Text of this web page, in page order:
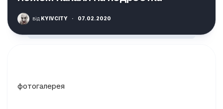
від KYIVCITY · 07.02.2020
фотогалерея